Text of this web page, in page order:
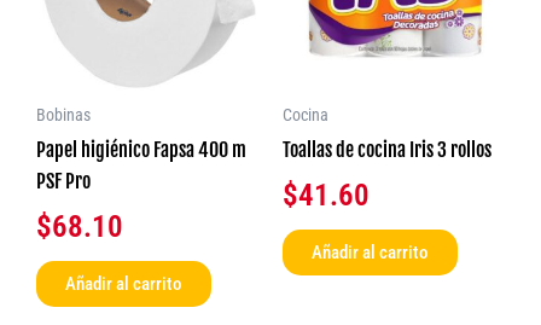
Bobinas
Papel higiénico Fapsa 400 m
PSF Pro
$68.10
Añadir al carrito
Cocina
Toallas de cocina Iris 3 rollos
$41.60
Añadir al carrito